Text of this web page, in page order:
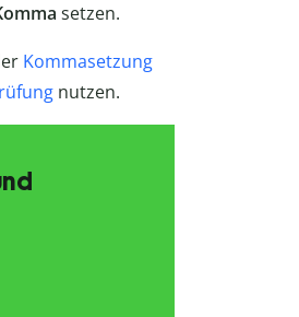
setzen.
Kommasetzung
nutzen.